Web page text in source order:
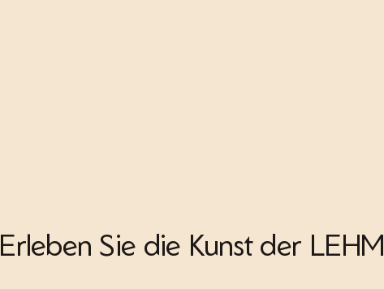
Erleben Sie die Kunst der